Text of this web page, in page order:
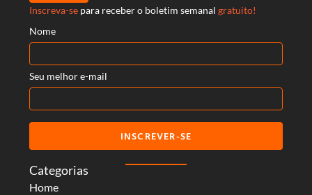
Categorias
Home
Inscreva-se para receber o boletim semanal gratuito!
Nome
Seu melhor e-mail
INSCREVER-SE